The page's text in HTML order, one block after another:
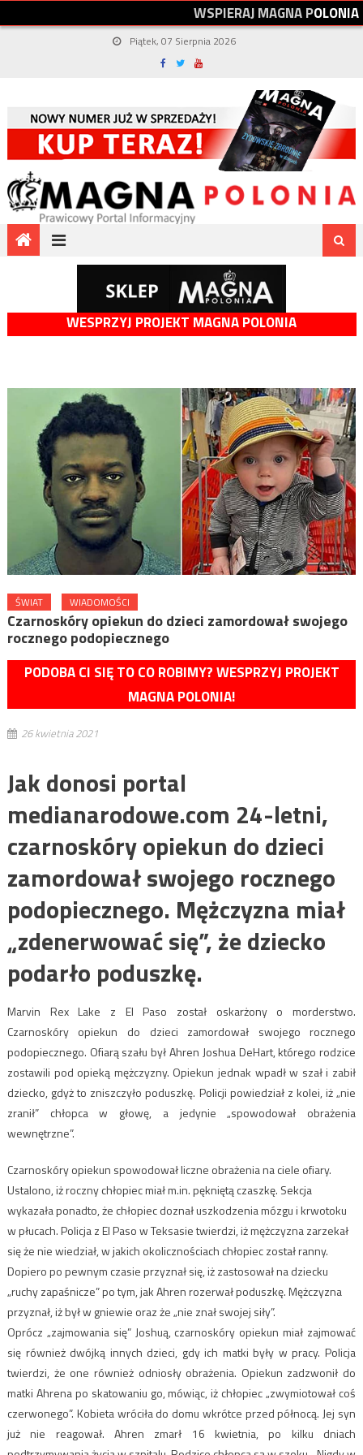
WSPIERAJMAGNAPOLONIA
Piątek, 07 Sierpnia 2026
WESPRZYJ PROJEKT MAGNA POLONIA
ŚWIAT WIADOMOŚCI
Czarnoskóry opiekun do dzieci zamordował swojego
rocznego podopiecznego
PODOBA CI SIĘ TO CO ROBIMY? WESPRZYJ PROJEKT
MAGNA POLONIA!
26 kwietnia 2021
Jak donosi portal
medianarodowe.com 24-letni,
czarnoskóry opiekun do dzieci
zamordował swojego rocznego
podopiecznego. Mężczyzna miał
„zdenerwować się”, że dziecko
podarło poduszkę.
Marvin Rex Lake z El Paso został oskarżony o morderstwo.
Czarnoskóry opiekun do dzieci zamordował swojego rocznego
podopiecznego. Ofiarą szału był Ahren Joshua DeHart, którego rodzice
zostawili pod opieką mężczyzny. Opiekun jednak wpadł w szał i zabił
dziecko, gdyż to zniszczyło poduszkę. Policji powiedział z kolei, iż „nie
zranił” chłopca w głowę, a jedynie „spowodował obrażenia
wewnętrzne”.
Czarnoskóry opiekun spowodował liczne obrażenia na ciele ofiary.
Ustalono, iż roczny chłopiec miał m.in. pękniętą czaszkę. Sekcja
wykazała ponadto, że chłopiec doznał uszkodzenia mózgu i krwotoku
w płucach. Policja z El Paso w Teksasie twierdzi, iż mężczyzna zarzekał
się że nie wiedział, w jakich okolicznościach chłopiec został ranny.
Dopiero po pewnym czasie przyznał się, iż zastosował na dziecku
„ruchy zapaśnicze” po tym, jak Ahren rozerwał poduszkę. Mężczyzna
przyznał, iż był w gniewie oraz że „nie znał swojej siły”.
Oprócz „zajmowania się” Joshuą, czarnoskóry opiekun miał zajmować
się również dwójką innych dzieci, gdy ich matki były w pracy. Policja
twierdzi, że one również odniosły obrażenia. Opiekun zadzwonił do
matki Ahrena po skatowaniu go, mówiąc, iż chłopiec „zwymiotował coś
czerwonego”. Kobieta wróciła do domu wkrótce przed północą. Jej syn
już nie reagował. Ahren zmarł 16 kwietnia, po kilku dniach